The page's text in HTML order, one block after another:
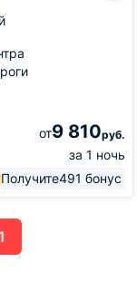
от9 810руб.
за 1 ночь
Получите491 бонус